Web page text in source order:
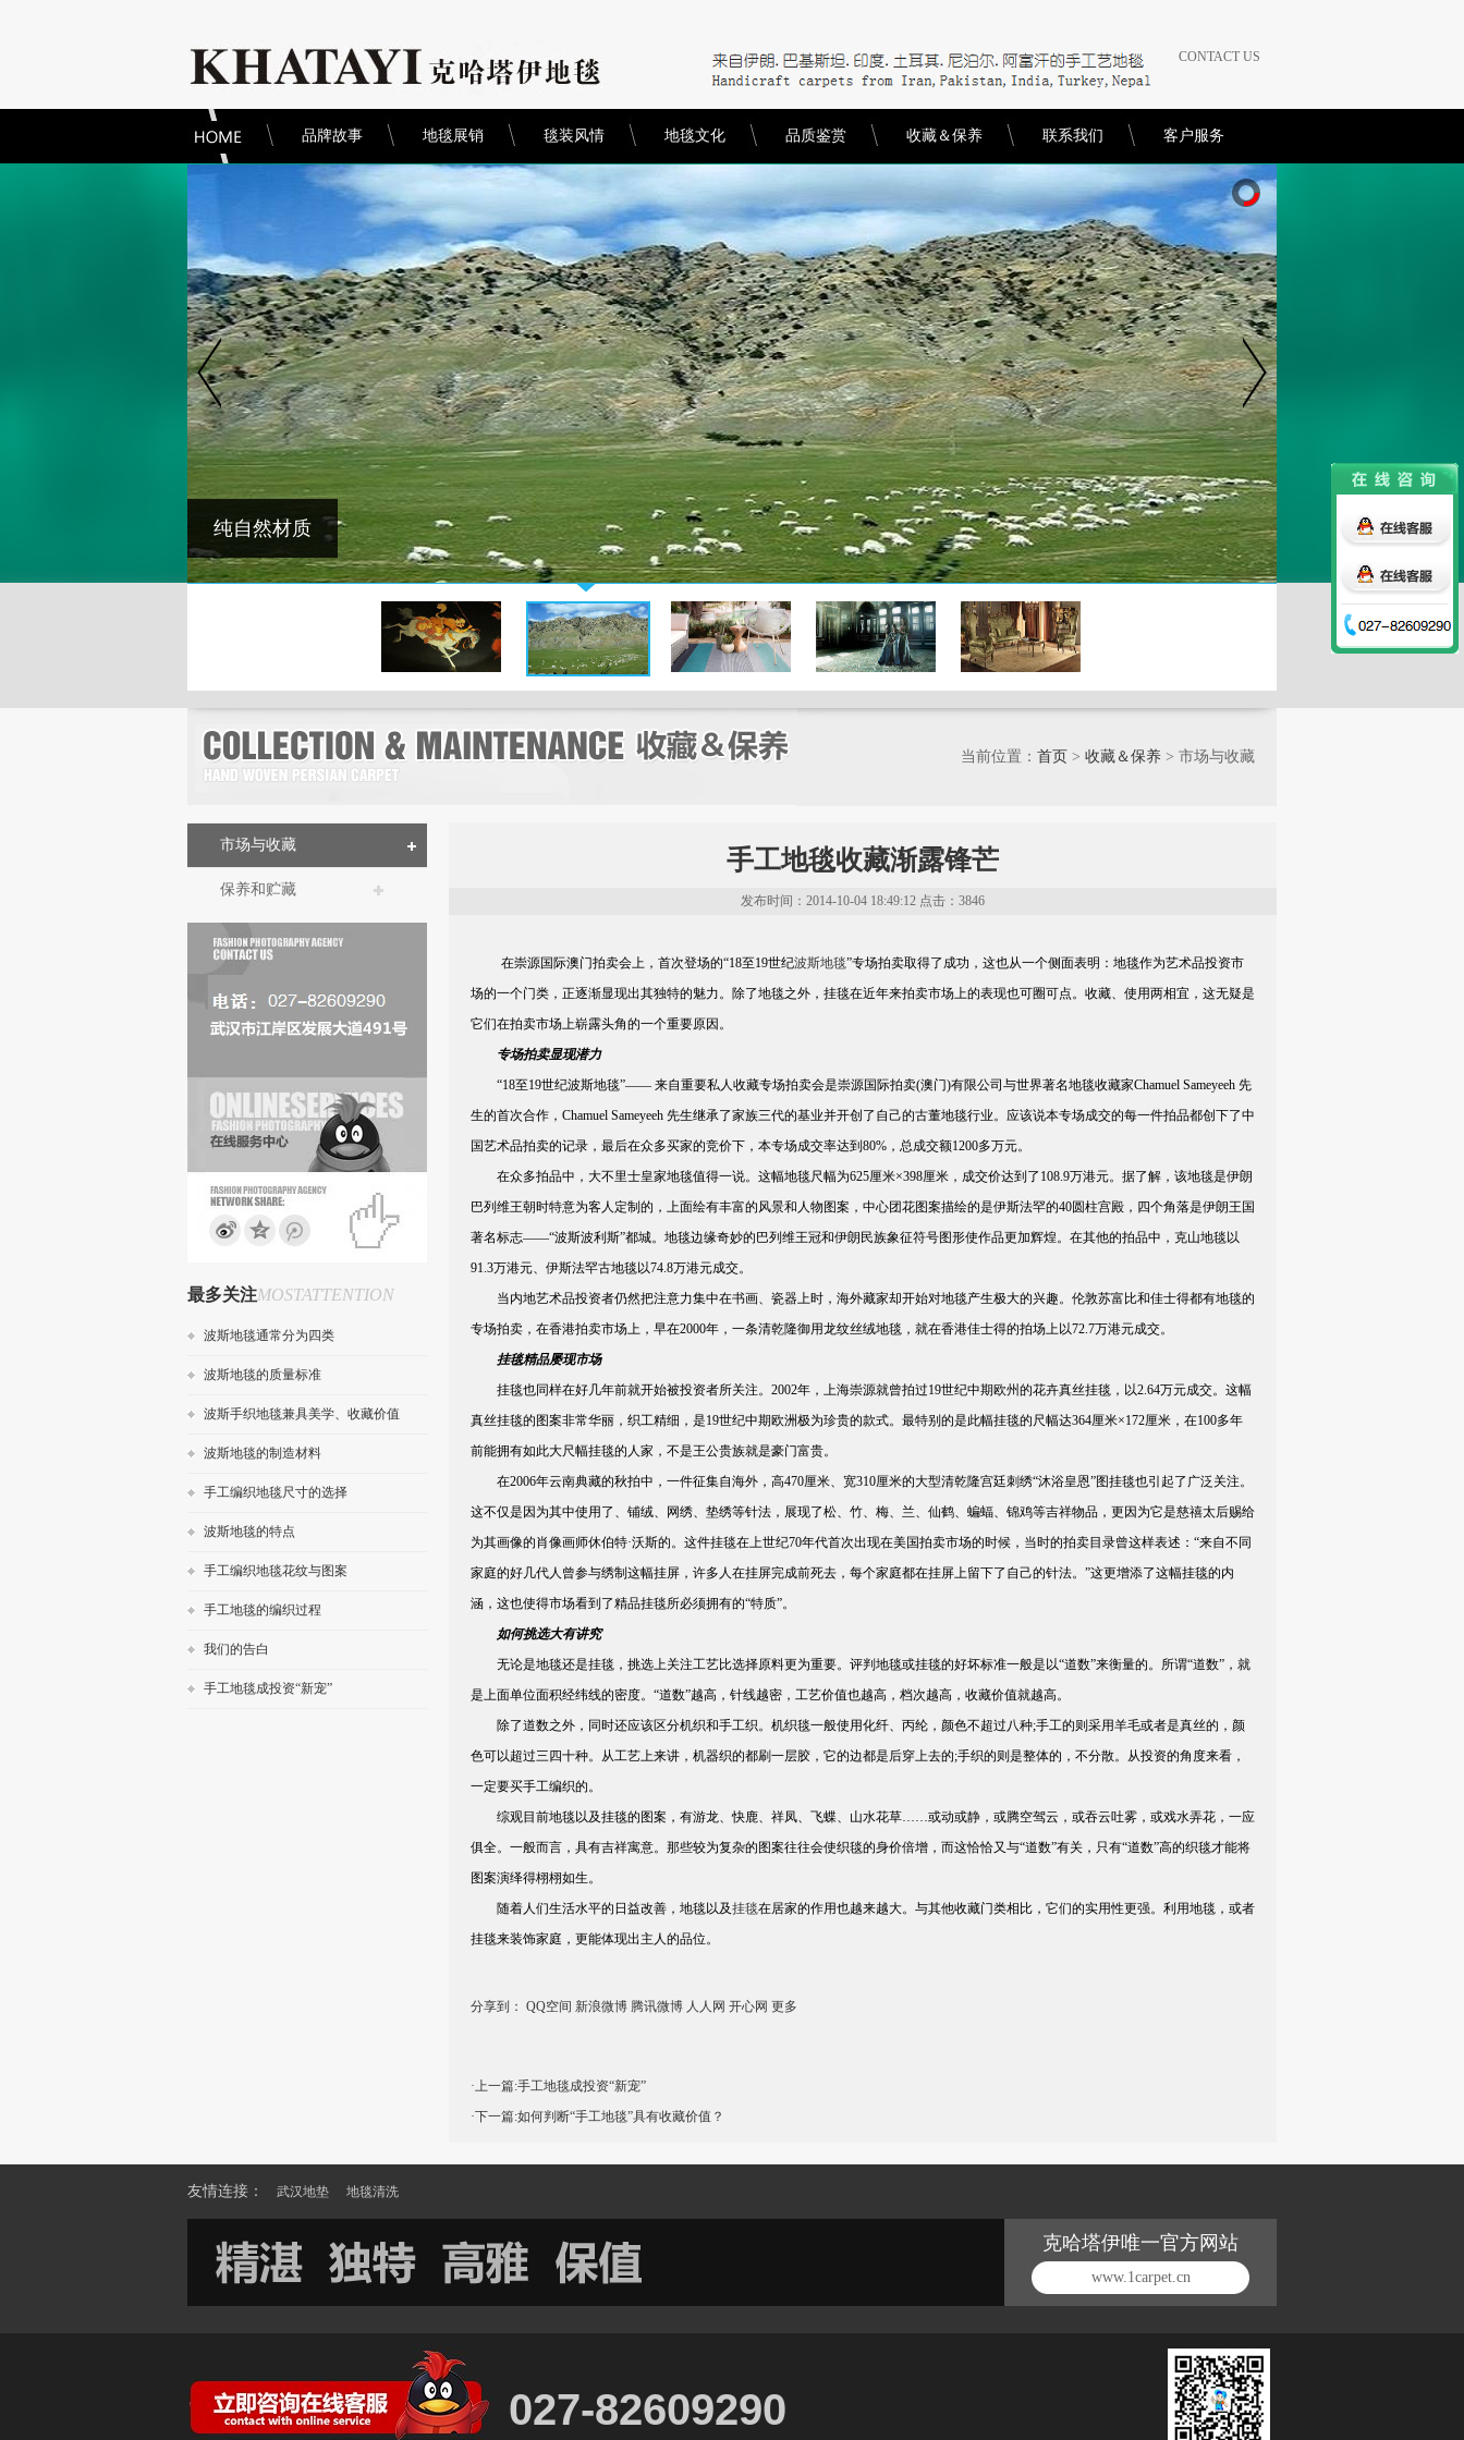
CONTACT US
品牌故事 地毯展销 毯装风情 地毯文化 品质鉴赏 收藏＆保养 联系我们 客户服务
纯自然材质
当前位置： 首页 > 收藏＆保养 > 市场与收藏
市场与收藏
保养和贮藏
最多关注MOSTATTENTION
波斯地毯通常分为四类
波斯地毯的质量标准
波斯手织地毯兼具美学、收藏价值
波斯地毯的制造材料
手工编织地毯尺寸的选择
波斯地毯的特点
手工编织地毯花纹与图案
手工地毯的编织过程
我们的告白
手工地毯成投资“新宠”
手工地毯收藏渐露锋芒
发布时间：2014-10-04 18:49:12 点击：3846
在崇源国际澳门拍卖会上，首次登场的“18至19世纪波斯地毯”专场拍卖取得了成功，这也从一个侧面表明：地毯作为艺术品投资市
场的一个门类，正逐渐显现出其独特的魅力。除了地毯之外，挂毯在近年来拍卖市场上的表现也可圈可点。收藏、使用两相宜，这无疑是
它们在拍卖市场上崭露头角的一个重要原因。
专场拍卖显现潜力
“18至19世纪波斯地毯”—— 来自重要私人收藏专场拍卖会是崇源国际拍卖(澳门)有限公司与世界著名地毯收藏家Chamuel Sameyeeh 先
生的首次合作，Chamuel Sameyeeh 先生继承了家族三代的基业并开创了自己的古董地毯行业。应该说本专场成交的每一件拍品都创下了中
国艺术品拍卖的记录，最后在众多买家的竞价下，本专场成交率达到80%，总成交额1200多万元。
在众多拍品中，大不里士皇家地毯值得一说。这幅地毯尺幅为625厘米×398厘米，成交价达到了108.9万港元。据了解，该地毯是伊朗
巴列维王朝时特意为客人定制的，上面绘有丰富的风景和人物图案，中心团花图案描绘的是伊斯法罕的40圆柱宫殿，四个角落是伊朗王国
著名标志——“波斯波利斯”都城。地毯边缘奇妙的巴列维王冠和伊朗民族象征符号图形使作品更加辉煌。在其他的拍品中，克山地毯以
91.3万港元、伊斯法罕古地毯以74.8万港元成交。
当内地艺术品投资者仍然把注意力集中在书画、瓷器上时，海外藏家却开始对地毯产生极大的兴趣。伦敦苏富比和佳士得都有地毯的
专场拍卖，在香港拍卖市场上，早在2000年，一条清乾隆御用龙纹丝绒地毯，就在香港佳士得的拍场上以72.7万港元成交。
挂毯精品屡现市场
挂毯也同样在好几年前就开始被投资者所关注。2002年，上海崇源就曾拍过19世纪中期欧州的花卉真丝挂毯，以2.64万元成交。这幅
真丝挂毯的图案非常华丽，织工精细，是19世纪中期欧洲极为珍贵的款式。最特别的是此幅挂毯的尺幅达364厘米×172厘米，在100多年
前能拥有如此大尺幅挂毯的人家，不是王公贵族就是豪门富贵。
在2006年云南典藏的秋拍中，一件征集自海外，高470厘米、宽310厘米的大型清乾隆宫廷刺绣“沐浴皇恩”图挂毯也引起了广泛关注。
这不仅是因为其中使用了、铺绒、网绣、垫绣等针法，展现了松、竹、梅、兰、仙鹤、蝙蝠、锦鸡等吉祥物品，更因为它是慈禧太后赐给
为其画像的肖像画师休伯特·沃斯的。这件挂毯在上世纪70年代首次出现在美国拍卖市场的时候，当时的拍卖目录曾这样表述：“来自不同
家庭的好几代人曾参与绣制这幅挂屏，许多人在挂屏完成前死去，每个家庭都在挂屏上留下了自己的针法。”这更增添了这幅挂毯的内
涵，这也使得市场看到了精品挂毯所必须拥有的“特质”。
如何挑选大有讲究
无论是地毯还是挂毯，挑选上关注工艺比选择原料更为重要。评判地毯或挂毯的好坏标准一般是以“道数”来衡量的。所谓“道数”，就
是上面单位面积经纬线的密度。“道数”越高，针线越密，工艺价值也越高，档次越高，收藏价值就越高。
除了道数之外，同时还应该区分机织和手工织。机织毯一般使用化纤、丙纶，颜色不超过八种;手工的则采用羊毛或者是真丝的，颜
色可以超过三四十种。从工艺上来讲，机器织的都刷一层胶，它的边都是后穿上去的;手织的则是整体的，不分散。从投资的角度来看，
一定要买手工编织的。
综观目前地毯以及挂毯的图案，有游龙、快鹿、祥凤、飞蝶、山水花草……或动或静，或腾空驾云，或吞云吐雾，或戏水弄花，一应
俱全。一般而言，具有吉祥寓意。那些较为复杂的图案往往会使织毯的身价倍增，而这恰恰又与“道数”有关，只有“道数”高的织毯才能将
图案演绎得栩栩如生。
随着人们生活水平的日益改善，地毯以及挂毯在居家的作用也越来越大。与其他收藏门类相比，它们的实用性更强。利用地毯，或者
挂毯来装饰家庭，更能体现出主人的品位。
分享到： QQ空间 新浪微博 腾讯微博 人人网 开心网 更多
·上一篇:手工地毯成投资“新宠”
·下一篇:如何判断“手工地毯”具有收藏价值？
友情连接： 武汉地垫 地毯清洗
克哈塔伊唯一官方网站
www.1carpet.cn
027-82609290